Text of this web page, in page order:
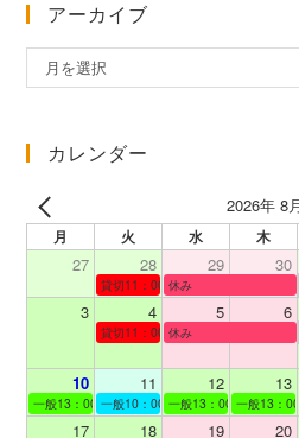
アーカイブ
ー
イ
月を選択
カレンダー
2026年 8月
月 火 水 木
27 28 29 30
貸切11：00～12：00
休み
3 4 5 6
貸切11：00～12：00
休み
10 11 12 13
一般13：00～19：00一般10：00～19：00一般13：00～19：00
一般13：
17 18 19 20